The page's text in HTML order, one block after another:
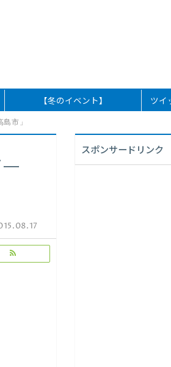
【冬のイベント】 ツイ
市」
スポンサードリンク